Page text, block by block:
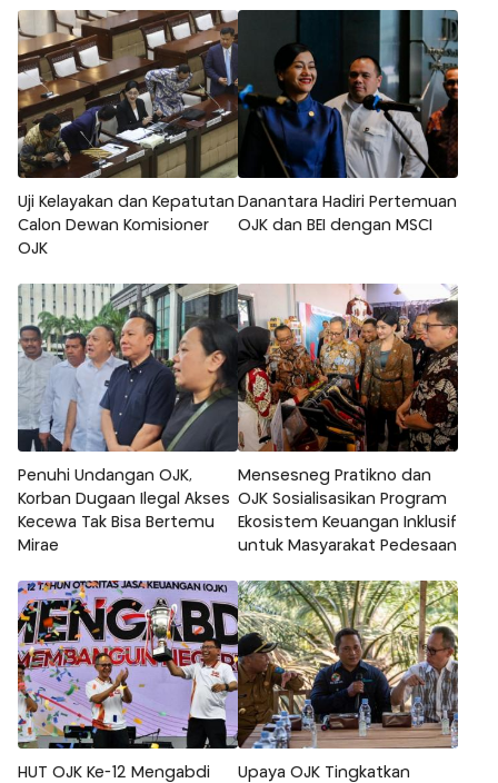
Uji Kelayakan dan Kepatutan
Calon Dewan Komisioner
OJK
Danantara Hadiri Pertemuan
OJK dan BEI dengan MSCI
Penuhi Undangan OJK,
Korban Dugaan Ilegal Akses
Kecewa Tak Bisa Bertemu
Mirae
Mensesneg Pratikno dan
OJK Sosialisasikan Program
Ekosistem Keuangan Inklusif
untuk Masyarakat Pedesaan
HUT OJK Ke-12 Mengabdi
Upaya OJK Tingkatkan